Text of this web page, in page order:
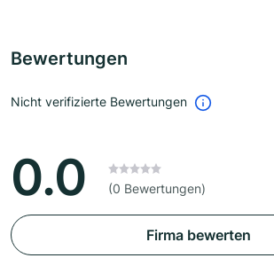
Bewertungen
Nicht verifizierte Bewertungen
0.0 (0 Bewertungen)
Firma bewerten